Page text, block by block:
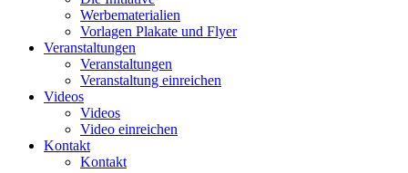
Werbematerialien
Vorlagen Plakate und Flyer
Veranstaltungen
Veranstaltungen
Veranstaltung einreichen
Videos
Videos
Video einreichen
Kontakt
Kontakt